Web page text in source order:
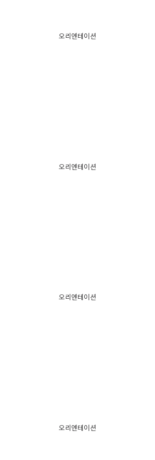
오리엔테이션
오리엔테이션
오리엔테이션
오리엔테이션